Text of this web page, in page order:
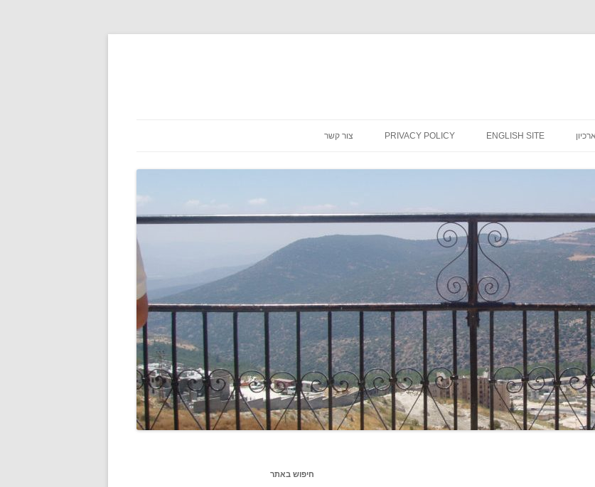
ארכיון ENGLISH SITE
PRIVACY POLICY צור קשר
חיפוש באתר